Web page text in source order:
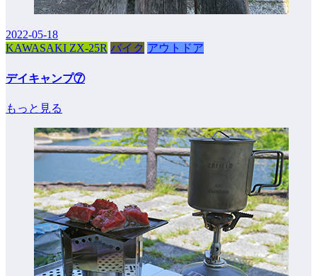
2022-05-18
KAWASAKI ZX-25R バイク アウトドア
デイキャンプ⑦
もっと見る